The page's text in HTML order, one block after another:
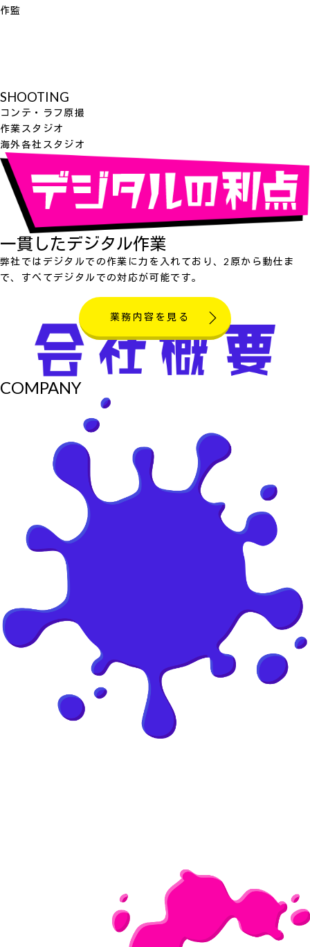
作監
SHOOTING
コンテ・ラフ原撮
作業スタジオ
海外各社スタジオ
一貫したデジタル作業
弊社ではデジタルでの作業に力を入れており、2原から動仕ま
で、すべてデジタルでの対応が可能です。
業務内容を見る
COMPANY